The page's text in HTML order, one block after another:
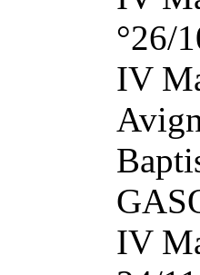
°26/
IV
IV